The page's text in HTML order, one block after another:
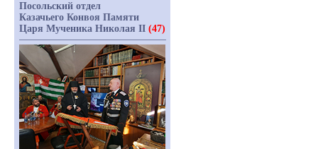
Посольский отдел
Казачьего Конвоя Памяти
Царя Мученика Николая II (47)